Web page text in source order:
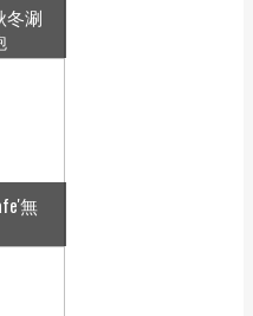
冬涮
無